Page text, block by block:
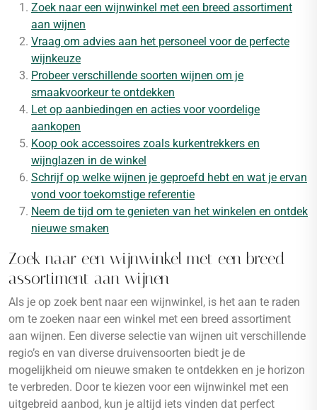
Zoek naar een wijnwinkel met een breed assortiment
aan wijnen
Vraag om advies aan het personeel voor de perfecte
wijnkeuze
Probeer verschillende soorten wijnen om je
smaakvoorkeur te ontdekken
Let op aanbiedingen en acties voor voordelige
aankopen
Koop ook accessoires zoals kurkentrekkers en
wijnglazen in de winkel
Schrijf op welke wijnen je geproefd hebt en wat je ervan
vond voor toekomstige referentie
Neem de tijd om te genieten van het winkelen en ontdek
nieuwe smaken
Zoek naar een wijnwinkel met een breed
assortiment aan wijnen
Als je op zoek bent naar een wijnwinkel, is het aan te raden
om te zoeken naar een winkel met een breed assortiment
aan wijnen. Een diverse selectie van wijnen uit verschillende
regio’s en van diverse druivensoorten biedt je de
mogelijkheid om nieuwe smaken te ontdekken en je horizon
te verbreden. Door te kiezen voor een wijnwinkel met een
uitgebreid aanbod, kun je altijd iets vinden dat perfect